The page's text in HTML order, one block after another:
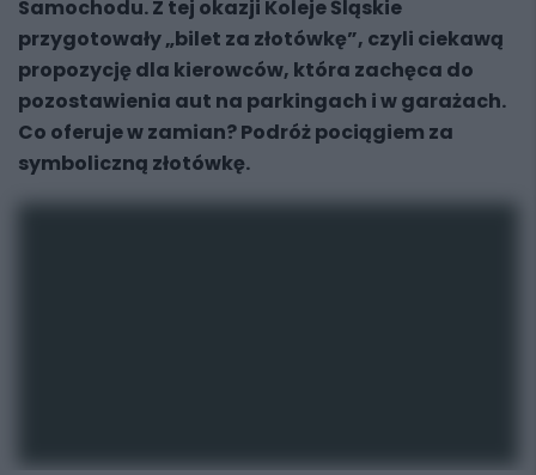
Samochodu. Z tej okazji Koleje Śląskie
przygotowały „bilet za złotówkę”, czyli ciekawą
propozycję dla kierowców, która zachęca do
pozostawienia aut na parkingach i w garażach.
Co oferuje w zamian? Podróż pociągiem za
symboliczną złotówkę.